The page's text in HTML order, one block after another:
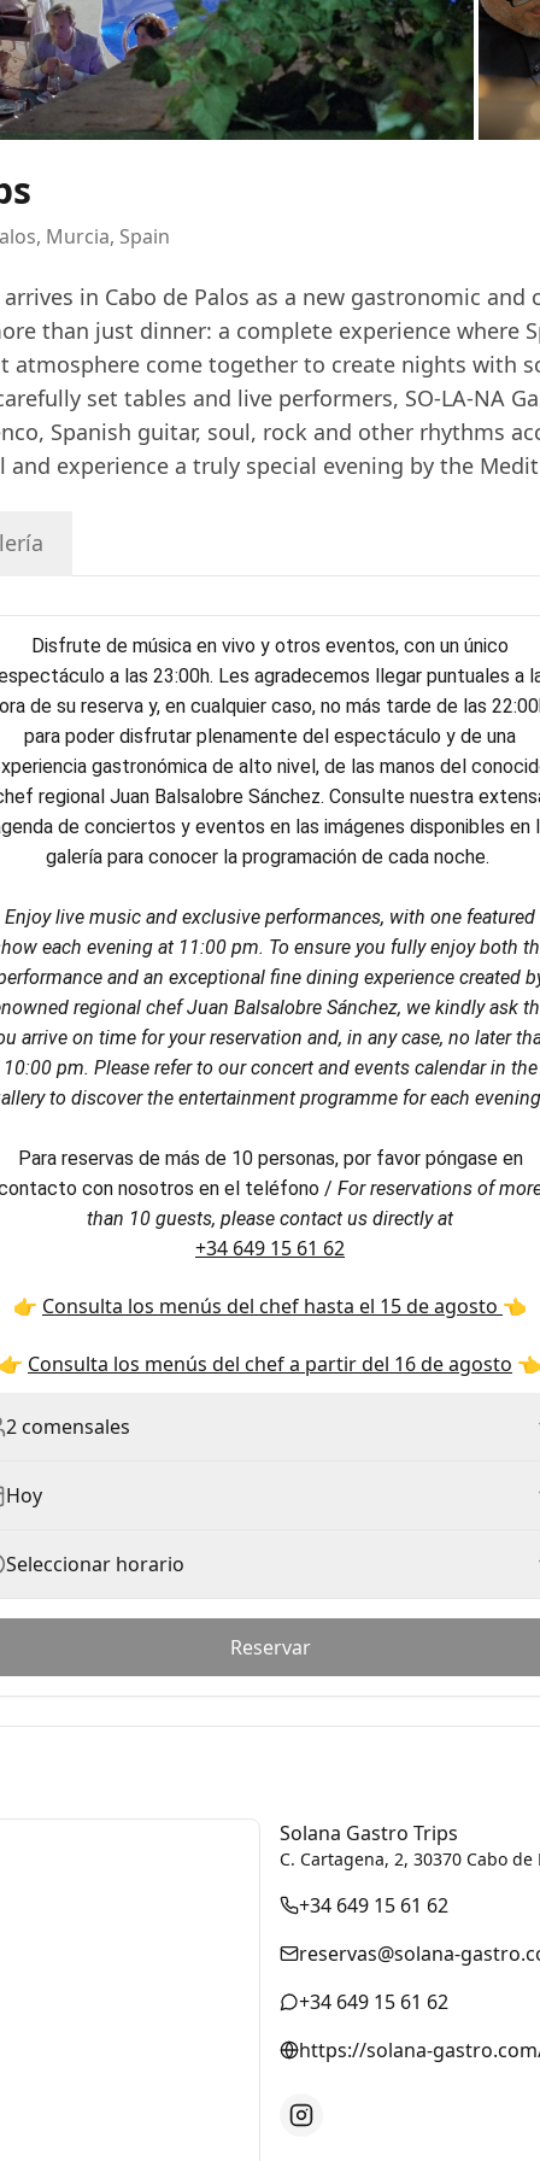
Murcia, Spain
arrives in Cabo de Palos as a new gastronomic
than just dinner: a complete experience where
atmosphere come together to create nights with
set tables and live performers, SO-LA-NA
Spanish guitar, soul, rock and other rhythms
experience a truly special evening by the
Disfrute de música en vivo y otros eventos, con un único
a las 23:00h. Les agradecemos llegar puntuales a
de su reserva y, en cualquier caso, no más tarde de las
para poder disfrutar plenamente del espectáculo y de una
gastronómica de alto nivel, de las manos del
regional Juan Balsalobre Sánchez. Consulte nuestra
de conciertos y eventos en las imágenes disponibles en
galería para conocer la programación de cada noche.
Enjoy live music and exclusive performances, with one featured
each evening at 11:00 pm. To ensure you fully enjoy both
and an exceptional fine dining experience created
regional chef Juan Balsalobre Sánchez, we kindly ask
arrive on time for your reservation and, in any case, no later
10:00 pm. Please refer to our concert and events calendar in the
to discover the entertainment programme for each
Para reservas de más de 10 personas, por favor póngase en
con nosotros en el teléfono / For reservations of
than 10 guests, please contact us directly at
+34 649 15 61 62
👉 Consulta los menús del chef hasta el 15 de agosto 👈
👉 Consulta los menús del chef a partir del 16 de agosto 👈
2 comensales
Hoy
Seleccionar horario
Reservar
Solana Gastro Trips
C. Cartagena, 2, 30370 Cabo
+34 649 15 61 62
reservas@solana-
+34 649 15 61 62
https://solana-